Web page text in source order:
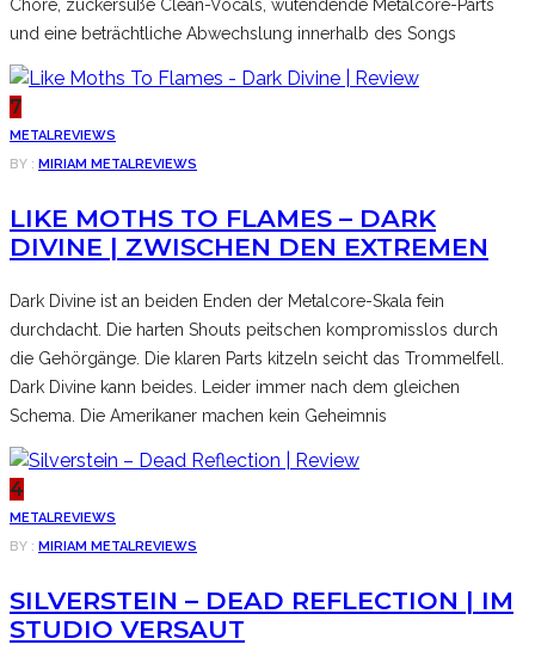
Chöre, zuckersüße Clean-Vocals, wütendende Metalcore-Parts
und eine beträchtliche Abwechslung innerhalb des Songs
7
METALREVIEWS
BY : MIRIAM METALREVIEWS
LIKE MOTHS TO FLAMES – DARK
DIVINE | ZWISCHEN DEN EXTREMEN
Dark Divine ist an beiden Enden der Metalcore-Skala fein
durchdacht. Die harten Shouts peitschen kompromisslos durch
die Gehörgänge. Die klaren Parts kitzeln seicht das Trommelfell.
Dark Divine kann beides. Leider immer nach dem gleichen
Schema. Die Amerikaner machen kein Geheimnis
4
METALREVIEWS
BY : MIRIAM METALREVIEWS
SILVERSTEIN – DEAD REFLECTION | IM
STUDIO VERSAUT